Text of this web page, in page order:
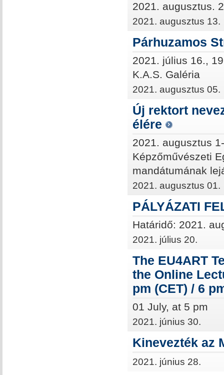
2021. augusztus.
2021. augusztus 13.
Párhuzamos
2021. július 16.,
K.A.S. Galéria
2021. augusztus 05.
Új rektort
élére
2021. augusztus
Képzőművészeti
mandátumának
2021. augusztus 01.
PÁLYÁZATI
Határidő: 2021.
2021. július 20.
The EU4ART
the Online
pm (CET) / 6
01 July, at 5 pm
2021. június 30.
Kinevezték az
2021. június 28.